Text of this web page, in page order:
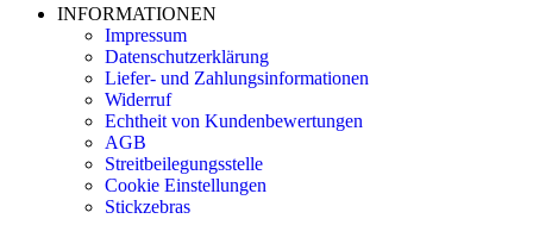
INFORMATIONEN
Impressum
Datenschutzerklärung
Liefer- und Zahlungsinformationen
Widerruf
Echtheit von Kundenbewertungen
AGB
Streitbeilegungsstelle
Cookie Einstellungen
Stickzebras